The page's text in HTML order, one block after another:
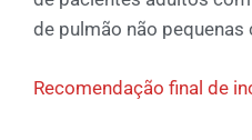
de pulmão não pequenas
Recomendação final de